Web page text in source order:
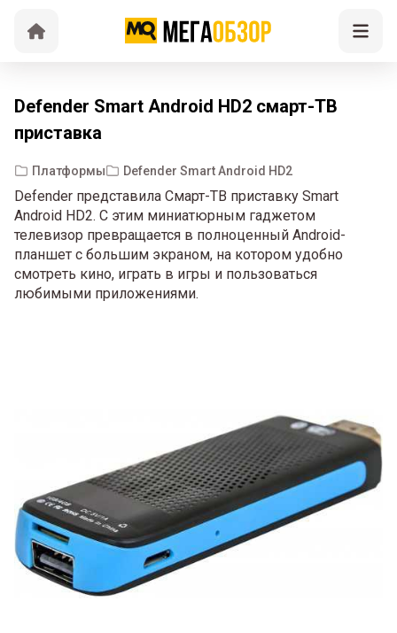
Defender Smart Android HD2 смарт-ТВ
приставка
Платформы Defender Smart Android HD2
Defender представила Смарт-ТВ приставку Smart
Android HD2. С этим миниатюрным гаджетом
телевизор превращается в полноценный Android-
планшет с большим экраном, на котором удобно
смотреть кино, играть в игры и пользоваться
любимыми приложениями.